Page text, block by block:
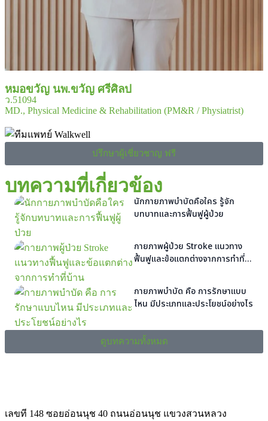
หมอขวัญ นพ.ขวัญ ศรีศิลป
ว.51094
MD., Physical Medicine & Rehabilitation (PM&R / Physiatrist)
ปรึกษาผู้เชี่ยวชาญ ฟรี
บทความที่เกี่ยวข้อง
นักกายภาพบำบัดคือใคร รู้จัก
บทบาทและการฟื้นฟูผู้ป่วย
กายภาพผู้ป่วย Stroke แนวทาง
ฟื้นฟูและข้อแตกต่างจากการทำที่
กายภาพบำบัด คือ การรักษาแบบ
ไหน มีประเภทและประโยชน์อย่างไร
ดูบทความทั้งหมด
เลขที 148 ซอยอ่อนนุช 40 ถนนอ่อนนุช แขวงสวนหลวง